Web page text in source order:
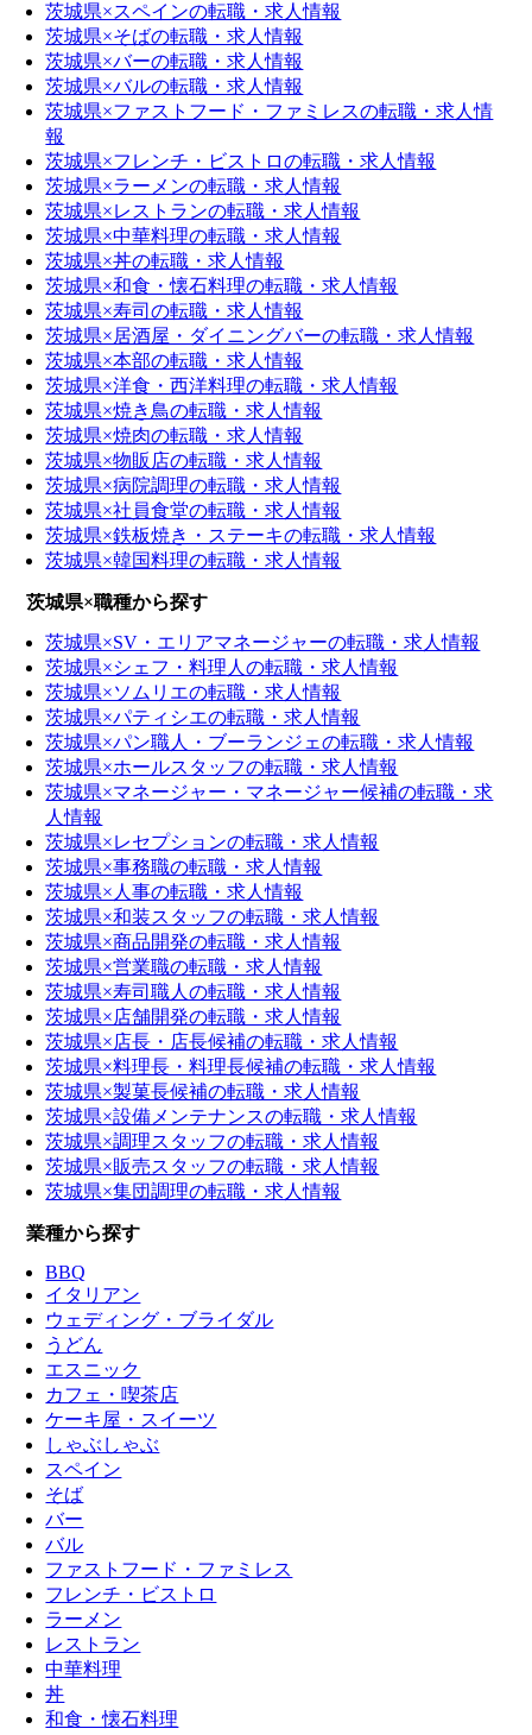
茨城県×スペインの転職・求人情報
茨城県×そばの転職・求人情報
茨城県×バーの転職・求人情報
茨城県×バルの転職・求人情報
茨城県×ファストフード・ファミレスの転職・求人情
報
茨城県×フレンチ・ビストロの転職・求人情報
茨城県×ラーメンの転職・求人情報
茨城県×レストランの転職・求人情報
茨城県×中華料理の転職・求人情報
茨城県×丼の転職・求人情報
茨城県×和食・懐石料理の転職・求人情報
茨城県×寿司の転職・求人情報
茨城県×居酒屋・ダイニングバーの転職・求人情報
茨城県×本部の転職・求人情報
茨城県×洋食・西洋料理の転職・求人情報
茨城県×焼き鳥の転職・求人情報
茨城県×焼肉の転職・求人情報
茨城県×物販店の転職・求人情報
茨城県×病院調理の転職・求人情報
茨城県×社員食堂の転職・求人情報
茨城県×鉄板焼き・ステーキの転職・求人情報
茨城県×韓国料理の転職・求人情報
茨城県×職種から探す
茨城県×SV・エリアマネージャーの転職・求人情報
茨城県×シェフ・料理人の転職・求人情報
茨城県×ソムリエの転職・求人情報
茨城県×パティシエの転職・求人情報
茨城県×パン職人・ブーランジェの転職・求人情報
茨城県×ホールスタッフの転職・求人情報
茨城県×マネージャー・マネージャー候補の転職・求
人情報
茨城県×レセプションの転職・求人情報
茨城県×事務職の転職・求人情報
茨城県×人事の転職・求人情報
茨城県×和装スタッフの転職・求人情報
茨城県×商品開発の転職・求人情報
茨城県×営業職の転職・求人情報
茨城県×寿司職人の転職・求人情報
茨城県×店舗開発の転職・求人情報
茨城県×店長・店長候補の転職・求人情報
茨城県×料理長・料理長候補の転職・求人情報
茨城県×製菓長候補の転職・求人情報
茨城県×設備メンテナンスの転職・求人情報
茨城県×調理スタッフの転職・求人情報
茨城県×販売スタッフの転職・求人情報
茨城県×集団調理の転職・求人情報
業種から探す
BBQ
イタリアン
ウェディング・ブライダル
うどん
エスニック
カフェ・喫茶店
ケーキ屋・スイーツ
しゃぶしゃぶ
スペイン
そば
バー
バル
ファストフード・ファミレス
フレンチ・ビストロ
ラーメン
レストラン
中華料理
丼
和食・懐石料理